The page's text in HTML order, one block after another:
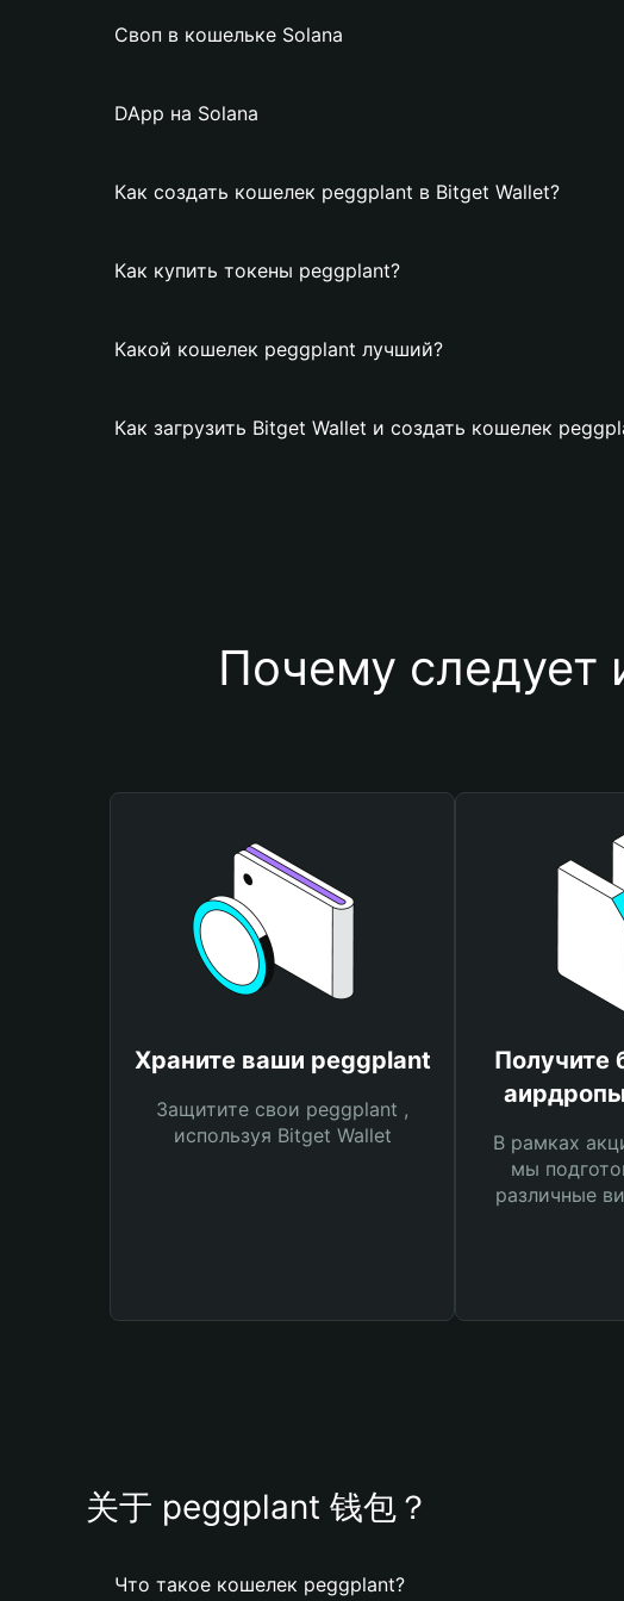
Своп в кошельке Solana
DApp на Solana
Как создать кошелек peggplant в Bitget Wallet?
Как купить токены peggplant?
Какой кошелек peggplant лучший?
Как загрузить Bitget Wallet и создать кошелек
Почему следует
Храните ваши peggplant
Защитите свои peggplant ,
используя Bitget Wallet
Получите
В рамках
мы
различные
关于 peggplant 钱包？
Что такое кошелек peggplant?